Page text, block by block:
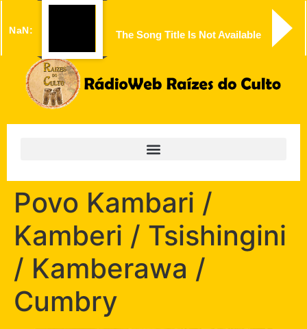
NaN: The Song Title Is Not Available
Povo Kambari /
Kamberi / Tsishingini
/ Kamberawa /
Cumbry